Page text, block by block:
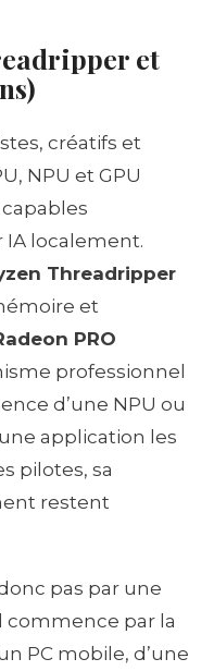
et
créatifs et
NPU et GPU
IA localement.
Threadripper
et
PRO
professionnel
d’une NPU ou
application les
pilotes, sa
restent
pas par une
commence par la
PC mobile, d’une